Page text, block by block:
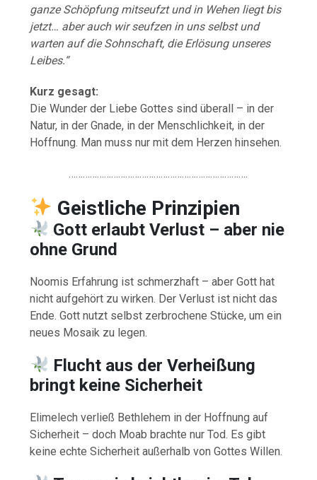
ganze Schöpfung mitseufzt und in Wehen liegt bis
jetzt… aber auch wir seufzen in uns selbst und
warten auf die Sohnschaft, die Erlösung unseres
Leibes.“
Kurz gesagt:
Die Wunder der Liebe Gottes sind überall – in der
Natur, in der Gnade, in der Menschlichkeit, in der
Hoffnung. Man muss nur mit dem Herzen hinsehen.
………………………………………………………………….
Geistliche Prinzipien
Gott erlaubt Verlust – aber nie
ohne Grund
Noomis Erfahrung ist schmerzhaft – aber Gott hat
nicht aufgehört zu wirken. Der Verlust ist nicht das
Ende. Gott nutzt selbst zerbrochene Stücke, um ein
neues Mosaik zu legen.
Flucht aus der Verheißung
bringt keine Sicherheit
Elimelech verließ Bethlehem in der Hoffnung auf
Sicherheit – doch Moab brachte nur Tod. Es gibt
keine echte Sicherheit außerhalb von Gottes Willen.